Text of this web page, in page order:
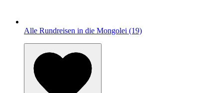
Alle Rundreisen in die Mongolei (19)